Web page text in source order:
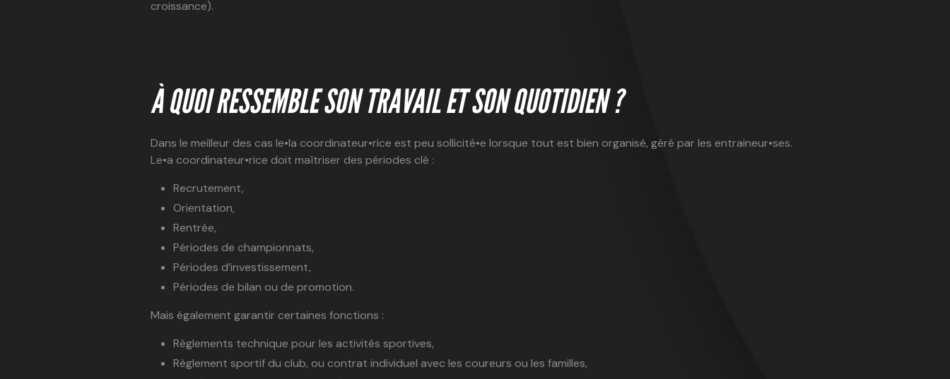
croissance).
À QUOI RESSEMBLE SON TRAVAIL ET SON QUOTIDIEN ?
Dans le meilleur des cas le•la coordinateur•rice est peu sollicité•e lorsque tout est bien organisé, géré par les entraineur•ses.
Le•a coordinateur•rice doit maîtriser des périodes clé :
Recrutement,
Orientation,
Rentrée,
Périodes de championnats,
Périodes d’investissement,
Périodes de bilan ou de promotion.
Mais également garantir certaines fonctions :
Règlements technique pour les activités sportives,
Règlement sportif du club, ou contrat individuel avec les coureurs ou les familles,